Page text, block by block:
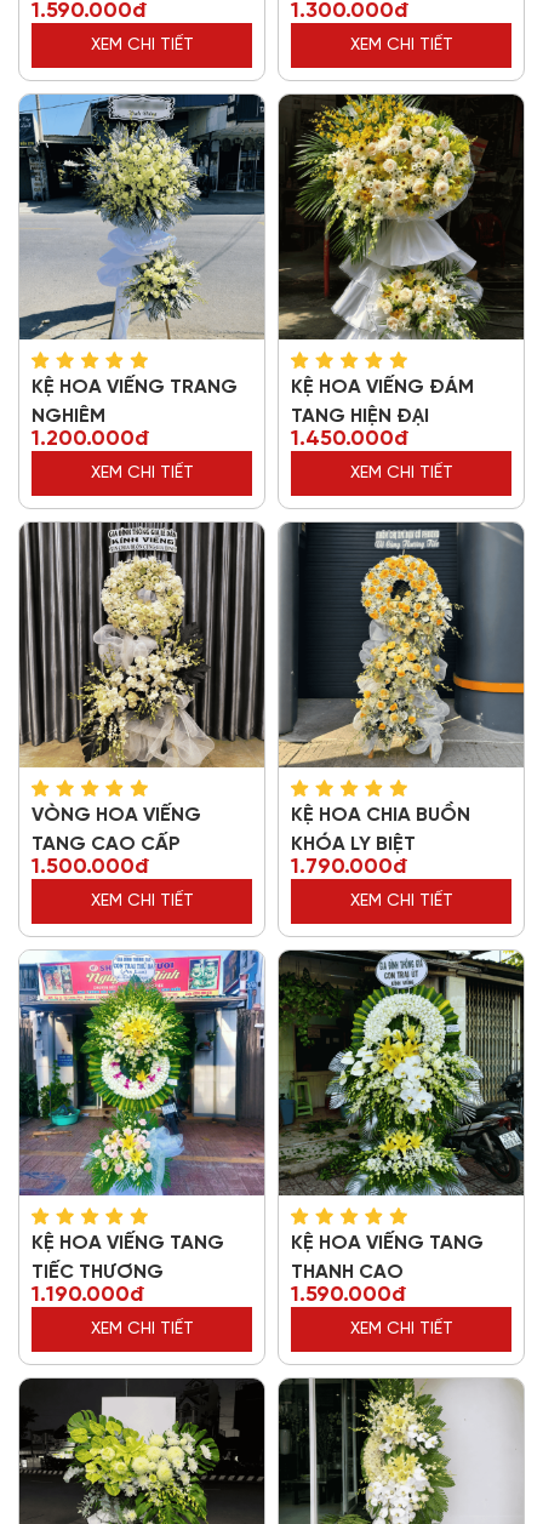
1.590.000đ
XEM CHI TIẾT
1.300.000đ
XEM CHI TIẾT
KỆ HOA VIẾNG TRANG
NGHIÊM
1.200.000đ
XEM CHI TIẾT
KỆ HOA VIẾNG ĐÁM
TANG HIỆN ĐẠI
1.450.000đ
XEM CHI TIẾT
VÒNG HOA VIẾNG
TANG CAO CẤP
1.500.000đ
XEM CHI TIẾT
KỆ HOA CHIA BUỒN
KHÓA LY BIỆT
1.790.000đ
XEM CHI TIẾT
KỆ HOA VIẾNG TANG
TIẾC THƯƠNG
1.190.000đ
XEM CHI TIẾT
KỆ HOA VIẾNG TANG
THANH CAO
1.590.000đ
XEM CHI TIẾT